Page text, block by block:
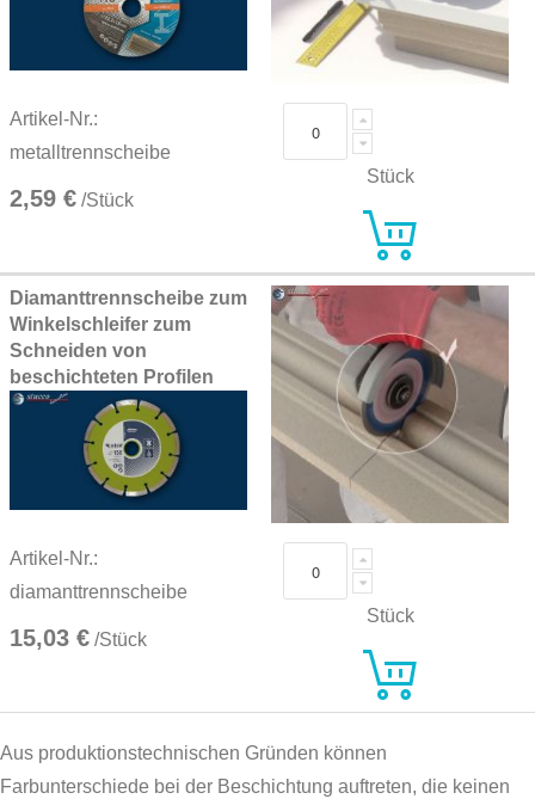
Artikel-Nr.:
metalltrennscheibe
2,59 € /Stück
Stück
Diamanttrennscheibe zum
Winkelschleifer zum
Schneiden von
beschichteten Profilen
Artikel-Nr.:
diamanttrennscheibe
15,03 € /Stück
Stück
Aus produktionstechnischen Gründen können
Farbunterschiede bei der Beschichtung auftreten, die keinen